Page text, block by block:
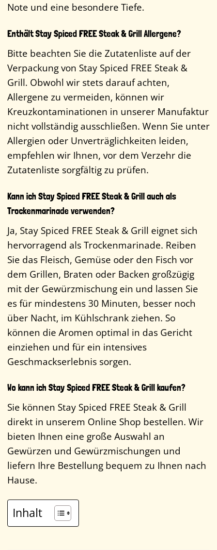
Note und eine besondere Tiefe.
Enthält Stay Spiced FREE Steak & Grill Allergene?
Bitte beachten Sie die Zutatenliste auf der
Verpackung von Stay Spiced FREE Steak &
Grill. Obwohl wir stets darauf achten,
Allergene zu vermeiden, können wir
Kreuzkontaminationen in unserer Manufaktur
nicht vollständig ausschließen. Wenn Sie unter
Allergien oder Unverträglichkeiten leiden,
empfehlen wir Ihnen, vor dem Verzehr die
Zutatenliste sorgfältig zu prüfen.
Kann ich Stay Spiced FREE Steak & Grill auch als
Trockenmarinade verwenden?
Ja, Stay Spiced FREE Steak & Grill eignet sich
hervorragend als Trockenmarinade. Reiben
Sie das Fleisch, Gemüse oder den Fisch vor
dem Grillen, Braten oder Backen großzügig
mit der Gewürzmischung ein und lassen Sie
es für mindestens 30 Minuten, besser noch
über Nacht, im Kühlschrank ziehen. So
können die Aromen optimal in das Gericht
einziehen und für ein intensives
Geschmackserlebnis sorgen.
Wo kann ich Stay Spiced FREE Steak & Grill kaufen?
Sie können Stay Spiced FREE Steak & Grill
direkt in unserem Online Shop bestellen. Wir
bieten Ihnen eine große Auswahl an
Gewürzen und Gewürzmischungen und
liefern Ihre Bestellung bequem zu Ihnen nach
Hause.
Inhalt